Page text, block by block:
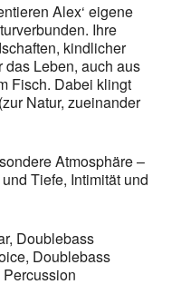
Alex‘ eigene
Ihre
kindlicher
Leben, auch aus
Fisch. Dabei klingt
Natur, zueinander
Atmosphäre –
Tiefe, Intimität und
Doublebass
Doublebass